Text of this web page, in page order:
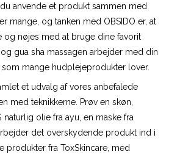
anvende et produkt sammen med
mange, og tanken med OBSIDO er, at
og nøjes med at bruge dine favorit
gua sha massagen arbejder med din
som mange hudplejeprodukter lover.
et udvalg af vores anbefalede
med teknikkerne. Prøv en skøn,
olie fra ayu, en maske fra
det overskydende produkt ind i
produkter fra ToxSkincare, med